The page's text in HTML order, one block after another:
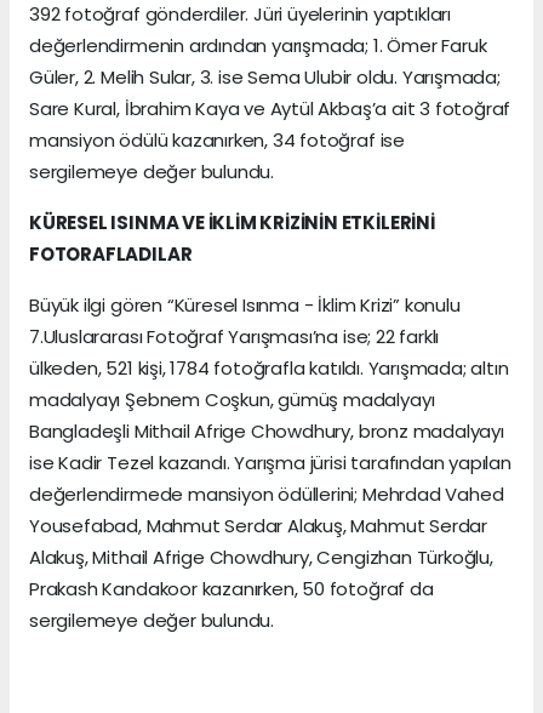
392 fotoğraf gönderdiler. Jüri üyelerinin yaptıkları
değerlendirmenin ardından yarışmada; 1. Ömer Faruk
Güler, 2. Melih Sular, 3. ise Sema Ulubir oldu. Yarışmada;
Sare Kural, İbrahim Kaya ve Aytül Akbaş’a ait 3 fotoğraf
mansiyon ödülü kazanırken, 34 fotoğraf ise
sergilemeye değer bulundu.
KÜRESEL ISINMA VE İKLİM KRİZİNİN ETKİLERİNİ
FOTORAFLADILAR
Büyük ilgi gören “Küresel Isınma - İklim Krizi” konulu
7.Uluslararası Fotoğraf Yarışması’na ise; 22 farklı
ülkeden, 521 kişi, 1784 fotoğrafla katıldı. Yarışmada; altın
madalyayı Şebnem Coşkun, gümüş madalyayı
Bangladeşli Mithail Afrige Chowdhury, bronz madalyayı
ise Kadir Tezel kazandı. Yarışma jürisi tarafından yapılan
değerlendirmede mansiyon ödüllerini; Mehrdad Vahed
Yousefabad, Mahmut Serdar Alakuş, Mahmut Serdar
Alakuş, Mithail Afrige Chowdhury, Cengizhan Türkoğlu,
Prakash Kandakoor kazanırken, 50 fotoğraf da
sergilemeye değer bulundu.